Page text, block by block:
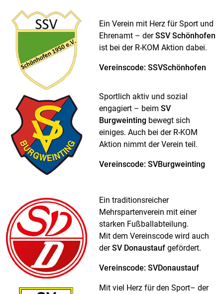
Ein Verein mit Herz für Sport und
Ehrenamt – derSSV Schönhofen
ist bei der R-KOM Aktion dabei.
Vereinscode: SSVSchönhofen
Sportlich aktiv und sozial
engagiert – beim SV
Burgweintingbewegt sich
einiges. Auch bei der R-KOM
Aktion nimmt der Verein teil.
Vereinscode: SVBurgweinting
Ein traditionsreicher
Mehrspartenverein mit einer
starken Fußballabteilung.
Mit dem Vereinscode wird auch
derSV Donaustaufgefördert.
Vereinscode: SVDonaustauf
Mit viel Herz für den Sport– der